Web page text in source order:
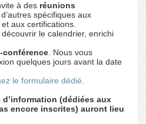
à des réunions
spécifiques aux
aux certifications.
le calendrier, enrichi
conférence . Nous vous
quelques jours avant la date
le formulaire dédié
(dédiées aux
encore inscrites) auront lieu